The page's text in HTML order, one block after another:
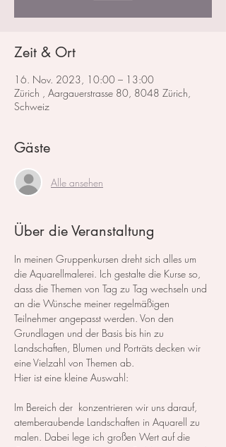
Zeit & Ort
16. Nov. 2023, 10:00 – 13:00
Zürich , Aargauerstrasse 80, 8048 Zürich,
Schweiz
Gäste
Alle ansehen
Über die Veranstaltung
In meinen Gruppenkursen dreht sich alles um
die Aquarellmalerei. Ich gestalte die Kurse so,
dass die Themen von Tag zu Tag wechseln und
an die Wünsche meiner regelmäßigen
Teilnehmer angepasst werden. Von den
Grundlagen und der Basis bis hin zu
Landschaften, Blumen und Porträts decken wir
eine Vielzahl von Themen ab.
Hier ist eine kleine Auswahl:
Im Bereich der konzentrieren wir uns darauf,
atemberaubende Landschaften in Aquarell zu
malen. Dabei lege ich großen Wert auf die